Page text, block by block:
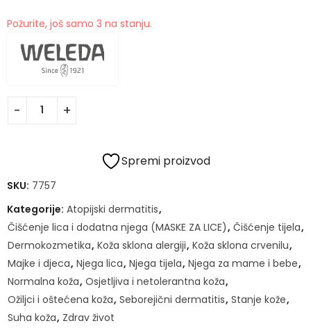
Požurite, još samo 3 na stanju.
Spremi proizvod
SKU: 7757
Kategorije: Atopijski dermatitis,
Čišćenje lica i dodatna njega (MASKE ZA LICE), Čišćenje tijela,
Dermokozmetika, Koža sklona alergiji, Koža sklona crvenilu,
Majke i djeca, Njega lica, Njega tijela, Njega za mame i bebe,
Normalna koža, Osjetljiva i netolerantna koža,
Ožiljci i oštećena koža, Seborejični dermatitis, Stanje kože,
Suha koža, Zdrav život